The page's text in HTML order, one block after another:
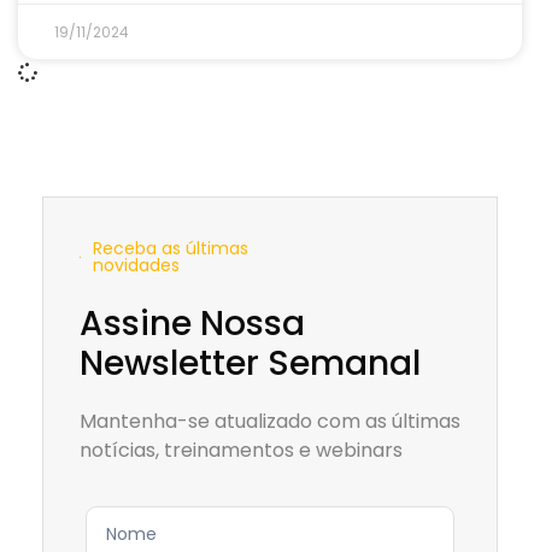
19/11/2024
Receba as últimas
novidades
Assine Nossa
Newsletter Semanal
Mantenha-se atualizado com as últimas
notícias, treinamentos e webinars